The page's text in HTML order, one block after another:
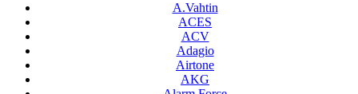
A.Vahtin
ACES
ACV
Adagio
Airtone
AKG